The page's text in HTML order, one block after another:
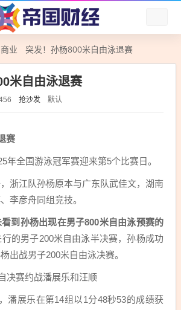
商业 突发！孙杨800米自由泳退赛
米自由泳退赛
抢沙发 默认
赛
年全国游泳冠军赛迎来第5个比赛日。
浙江队孙杨原本与广东队武佳文，湖南
李彦舟同组竞技。
到孙杨出现在男子800米自由泳预赛的
的男子200米自由泳半决赛，孙杨成功
出战男子200米自由泳决赛。
决赛约战潘展乐和汪顺
潘展乐在第14组以1分48秒53的成绩获